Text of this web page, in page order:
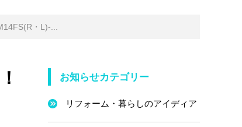
・L)-...
お知らせカテゴリー
リフォーム・暮らしのアイディア